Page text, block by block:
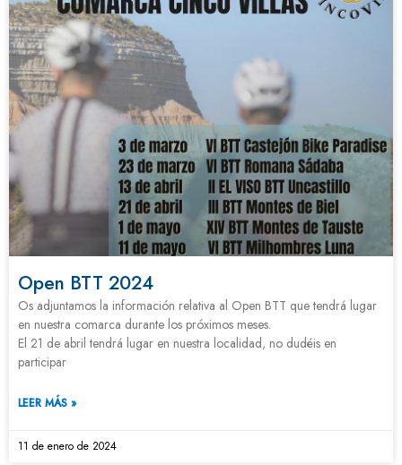
Open BTT 2024
Os adjuntamos la información relativa al Open BTT que tendrá lugar
en nuestra comarca durante los próximos meses.
El 21 de abril tendrá lugar en nuestra localidad, no dudéis en
participar
LEER MÁS »
11 de enero de 2024